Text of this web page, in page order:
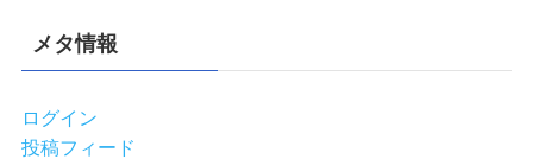
メタ情報
ログイン
投稿フィード